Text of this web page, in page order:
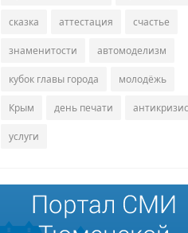
сказка аттестация счастье
знаменитости автомоделизм
кубок главы города молодёжь
Крым день печати антикризис
услуги